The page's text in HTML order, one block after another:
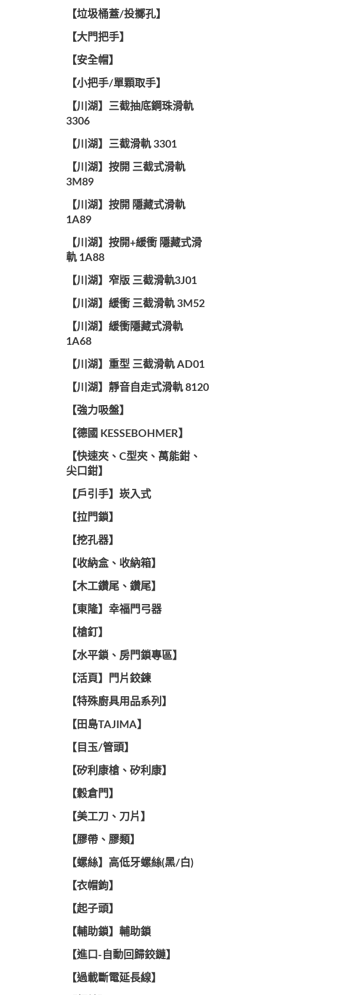
【垃圾桶蓋/投擲孔】
【大門把手】
【安全帽】
【小把手/單顆取手】
【川湖】三截抽底鋼珠滑軌
3306
【川湖】三截滑軌 3301
【川湖】按開 三截式滑軌
3M89
【川湖】按開 隱藏式滑軌
1A89
【川湖】按開+緩衝 隱藏式滑
軌 1A88
【川湖】窄版 三截滑軌3J01
【川湖】緩衝 三截滑軌 3M52
【川湖】緩衝隱藏式滑軌
1A68
【川湖】重型 三截滑軌 AD01
【川湖】靜音自走式滑軌 8120
【強力吸盤】
【德國 KESSEBOHMER】
【快速夾、C型夾、萬能鉗、
尖口鉗】
【戶引手】崁入式
【拉門鎖】
【挖孔器】
【收納盒、收納箱】
【木工鑽尾、鑽尾】
【東隆】幸福門弓器
【槍釘】
【水平鎖、房門鎖專區】
【活頁】門片鉸鍊
【特殊廚具用品系列】
【田島TAJIMA】
【目玉/管頭】
【矽利康槍、矽利康】
【穀倉門】
【美工刀、刀片】
【膠帶、膠類】
【螺絲】高低牙螺絲(黑/白)
【衣帽鉤】
【起子頭】
【輔助鎖】輔助鎖
【進口-自動回歸鉸鏈】
【過載斷電延長線】